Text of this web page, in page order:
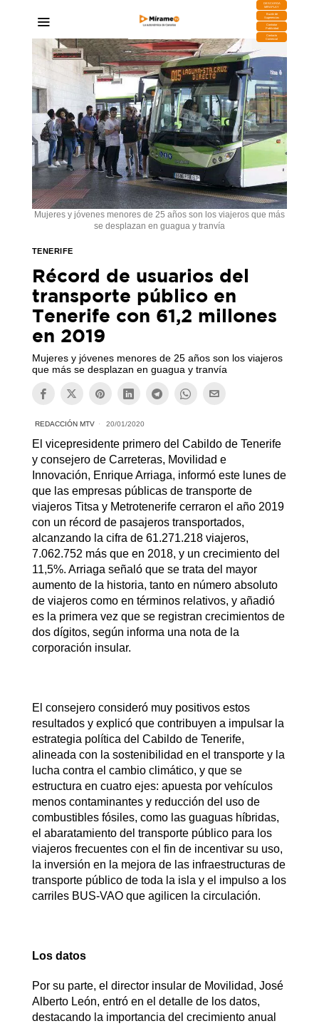
DESCARGA
MIRAPLAY
Buzón de
Sugerencias
Contratar
Publicidad
Contacto
Comercial
Mujeres y jóvenes menores de 25 años son los viajeros que más
se desplazan en guagua y tranvía
TENERIFE
Récord de usuarios del
transporte público en
Tenerife con 61,2 millones
en 2019
Mujeres y jóvenes menores de 25 años son los viajeros
que más se desplazan en guagua y tranvía
REDACCIÓN MTV 20/01/2020
El vicepresidente primero del Cabildo de Tenerife
y consejero de Carreteras, Movilidad e
Innovación, Enrique Arriaga, informó este lunes de
que las empresas públicas de transporte de
viajeros Titsa y Metrotenerife cerraron el año 2019
con un récord de pasajeros transportados,
alcanzando la cifra de 61.271.218 viajeros,
7.062.752 más que en 2018, y un crecimiento del
11,5%. Arriaga señaló que se trata del mayor
aumento de la historia, tanto en número absoluto
de viajeros como en términos relativos, y añadió
es la primera vez que se registran crecimientos de
dos dígitos, según informa una nota de la
corporación insular.
El consejero consideró muy positivos estos
resultados y explicó que contribuyen a impulsar la
estrategia política del Cabildo de Tenerife,
alineada con la sostenibilidad en el transporte y la
lucha contra el cambio climático, y que se
estructura en cuatro ejes: apuesta por vehículos
menos contaminantes y reducción del uso de
combustibles fósiles, como las guaguas híbridas,
el abaratamiento del transporte público para los
viajeros frecuentes con el fin de incentivar su uso,
la inversión en la mejora de las infraestructuras de
transporte público de toda la isla y el impulso a los
carriles BUS-VAO que agilicen la circulación.
Los datos
Por su parte, el director insular de Movilidad, José
Alberto León, entró en el detalle de los datos,
destacando la importancia del crecimiento anual